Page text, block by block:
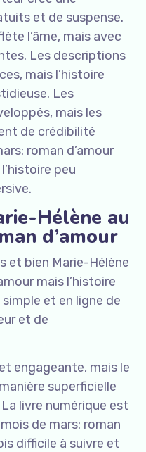
et de suspense.
l’âme, mais avec
Les descriptions
mais l’histoire
Les
mais les
de crédibilité
roman d’amour
peu
Hélène au
d’amour
et bien Marie-Hélène
mais l’histoire
et en ligne de
et de
engageante, mais le
superficielle
livre numérique est
de mars: roman
difficile à suivre et